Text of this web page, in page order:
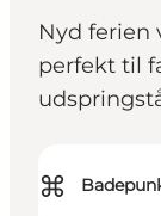
Praktisk
Nyd ferien
perfekt til
⌘